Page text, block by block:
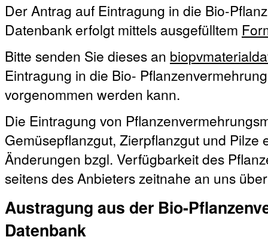
Der Antrag auf Eintragung in die Bio-
Datenbank erfolgt mittels ausgefülltem
Bitte senden Sie dieses an
Eintragung in die Bio-
vorgenommen werden kann.
Die Eintragung von
Gemüsepflanzgut, Zierpflanzgut und Pilze
Änderungen bzgl. Verfügbarkeit des
seitens des Anbieters zeitnahe an uns
Austragung aus der Bio-
Datenbank